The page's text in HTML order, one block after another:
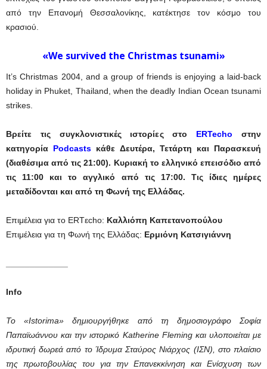
από την Επανομή Θεσσαλονίκης, κατέκτησε τον κόσμο του
κρασιού.
«We survived the Christmas tsunami»
It’s Christmas 2004, and a group of friends is enjoying a laid-back
holiday in Phuket, Thailand, when the deadly Indian Ocean tsunami
strikes.
Βρείτε τις συγκλονιστικές ιστορίες στο ERTecho στην
κατηγορία Podcasts κάθε Δευτέρα, Τετάρτη και Παρασκευή
(διαθέσιμα από τις 21:00). Κυριακή το ελληνικό επεισόδιο από
τις 11:00 και το αγγλικό από τις 17:00. Τις ίδιες ημέρες
μεταδίδονται και από τη Φωνή της Ελλάδας.
Επιμέλεια για το ERTεcho: Καλλιόπη Καπετανοπούλου
Επιμέλεια για τη Φωνή της Ελλάδας: Ερμιόνη Κατσιγιάννη
Info
Το «Istorima» δημιουργήθηκε από τη δημοσιογράφο Σοφία
Παπαϊωάννου και την ιστορικό Katherine Fleming και υλοποιείται με
ιδρυτική δωρεά από το Ίδρυμα Σταύρος Νιάρχος (ΙΣΝ), στο πλαίσιο
της πρωτοβουλίας του για την Επανεκκίνηση και Ενίσχυση των